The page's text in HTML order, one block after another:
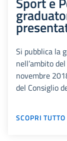
Si pubblica la
nell’ambito
novembre
del Consiglio
SCOPRI TUTTO